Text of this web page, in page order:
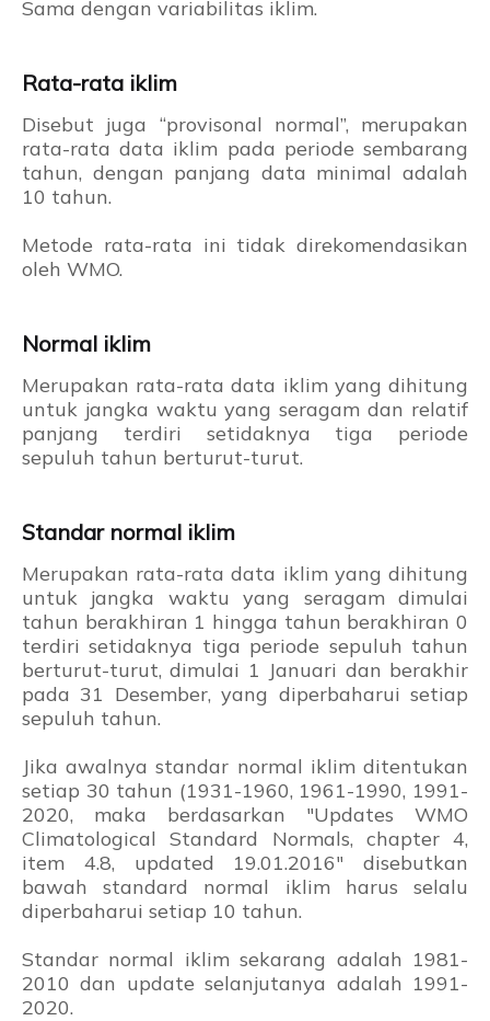
Sama dengan variabilitas iklim.
Rata-rata iklim
Disebut juga “provisonal normal”, merupakan
rata-rata data iklim pada periode sembarang
tahun, dengan panjang data minimal adalah
10 tahun.
Metode rata-rata ini tidak direkomendasikan
oleh WMO.
Normal iklim
Merupakan rata-rata data iklim yang dihitung
untuk jangka waktu yang seragam dan relatif
panjang terdiri setidaknya tiga periode
sepuluh tahun berturut-turut.
Standar normal iklim
Merupakan rata-rata data iklim yang dihitung
untuk jangka waktu yang seragam dimulai
tahun berakhiran 1 hingga tahun berakhiran 0
terdiri setidaknya tiga periode sepuluh tahun
berturut-turut, dimulai 1 Januari dan berakhir
pada 31 Desember, yang diperbaharui setiap
sepuluh tahun.
Jika awalnya standar normal iklim ditentukan
setiap 30 tahun (1931-1960, 1961-1990, 1991-
2020, maka berdasarkan "Updates WMO
Climatological Standard Normals, chapter 4,
item 4.8, updated 19.01.2016" disebutkan
bawah standard normal iklim harus selalu
diperbaharui setiap 10 tahun.
Standar normal iklim sekarang adalah 1981-
2010 dan update selanjutanya adalah 1991-
2020.